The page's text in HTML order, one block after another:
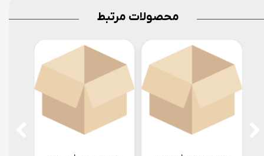
محصولات مرتبط